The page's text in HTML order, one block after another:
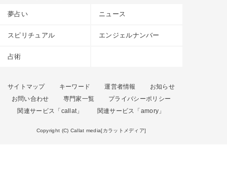
夢占い ニュース
スピリチュアル エンジェルナンバー
占術
サイトマップ キーワード 運営者情報
お知らせ
お問い合わせ
専門家一覧
プライバシーポリシー
関連サービス「callat」
関連サービス「amory」
Copyright (C) Callat media[カラットメディア]